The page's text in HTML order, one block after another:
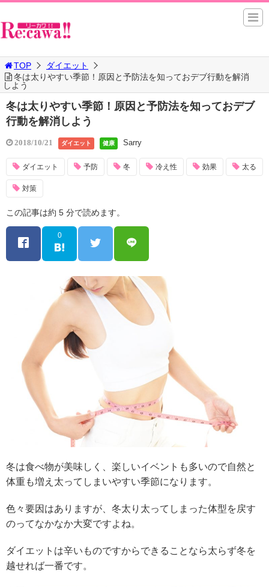
TOP
ダイエット
冬は太りやすい季節！原因と予防法を知っておデブ行動を解消
しよう
冬は太りやすい季節！原因と予防法を知っておデブ
行動を解消しよう
2018/10/21 ダイエット 健康 Sarry
ダイエット 予防 冬 冷え性 効果 太る
対策
この記事は約 5 分で読めます。
0
冬は食べ物が美味しく、楽しいイベントも多いので自然と
体重も増え太ってしまいやすい季節になります。
色々要因はありますが、冬太り太ってしまった体型を戻す
のってなかなか大変ですよね。
ダイエットは辛いものですからできることなら太らず冬を
越せれば一番です。